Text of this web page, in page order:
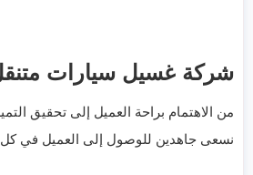
شركة غسيل سيارات
من الاهتمام براحة العميل إلى تحقيق
نسعى جاهدين للوصول إلى العميل في كل